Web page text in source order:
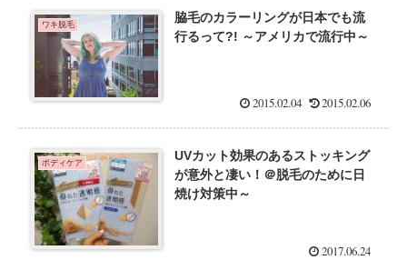
ワキ脱毛
脇毛のカラーリングが日本でも流
行るって?! ～アメリカで流行中～
2015.02.04 2015.02.06
ボディケア
UVカット効果のあるストッキング
が意外と凄い！＠脱毛のために日
焼け対策中～
2017.06.24